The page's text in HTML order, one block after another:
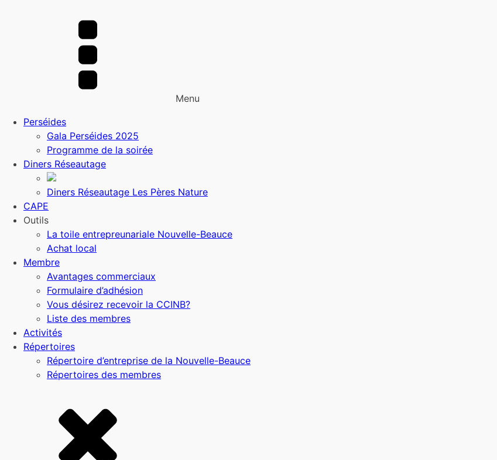
Menu
Perséides
Gala Perséides 2025
Programme de la soirée
Diners Réseautage
Diners Réseautage Les Pères Nature
CAPE
Outils
La toile entrepreunariale Nouvelle-Beauce
Achat local
Membre
Avantages commerciaux
Formulaire d’adhésion
Vous désirez recevoir la CCINB?
Liste des membres
Activités
Répertoires
Répertoire d’entreprise de la Nouvelle-Beauce
Répertoires des membres